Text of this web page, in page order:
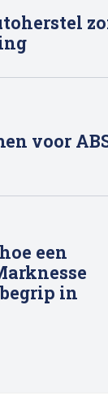
voor
een
in